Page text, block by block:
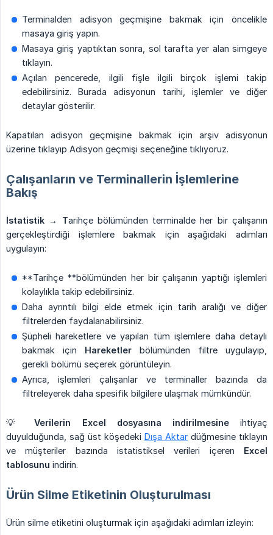
Terminalden adisyon geçmişine bakmak için öncelikle
masaya giriş yapın.
Masaya giriş yaptıktan sonra, sol tarafta yer alan simgeye
tıklayın.
Açılan pencerede, ilgili fişle ilgili birçok işlemi takip
edebilirsiniz. Burada adisyonun tarihi, işlemler ve diğer
detaylar gösterilir.
Kapatılan adisyon geçmişine bakmak için arşiv adisyonun
üzerine tıklayıp Adisyon geçmişi seçeneğine tıklıyoruz.
Çalışanların ve Terminallerin İşlemlerine
Bakış
İstatistik → Tarihçe bölümünden terminalde her bir çalışanın
gerçekleştirdiği işlemlere bakmak için aşağıdaki adımları
uygulayın:
**Tarihçe **bölümünden her bir çalışanın yaptığı işlemleri
kolaylıkla takip edebilirsiniz.
Daha ayrıntılı bilgi elde etmek için tarih aralığı ve diğer
filtrelerden faydalanabilirsiniz.
Şüpheli hareketlere ve yapılan tüm işlemlere daha detaylı
bakmak için Hareketler bölümünden filtre uygulayıp,
gerekli bölümü seçerek görüntüleyin.
Ayrıca, işlemleri çalışanlar ve terminaller bazında da
filtreleyerek daha spesifik bilgilere ulaşmak mümkündür.
💡Verilerin Excel dosyasına indirilmesineihtiyaç
duyulduğunda, sağ üst köşedeki Dışa Aktar düğmesine tıklayın
ve müşteriler bazında istatistiksel verileri içeren Excel
tablosunu indirin.
Ürün Silme Etiketinin Oluşturulması
Ürün silme etiketini oluşturmak için aşağıdaki adımları izleyin: